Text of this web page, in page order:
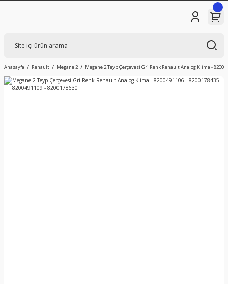
Anasayfa Renault Megane 2 Megane 2 Teyp Çerçevesi Gri Renk Renault Analog Klima -